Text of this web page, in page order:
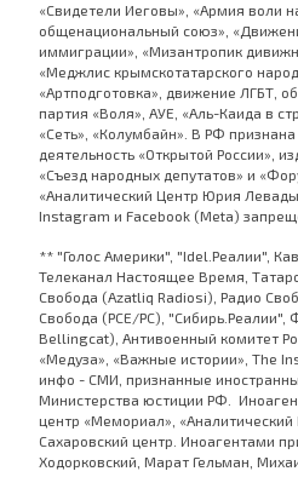
«Свидетели Иеговы», «Армия воли
общенациональный союз»,
иммиграции», «Мизантропик
«Меджлис крымскотатарского
«Артподготовка», движение ЛГБТ,
партия «Воля», АУЕ, «Аль-Каида в
«Сеть», «Колумбайн». В РФ
деятельность «Открытой России»,
«Съезд народных депутатов» и
«Аналитический Центр Юрия
Instagram и Facebook (Metа)
** "Голос Америки", "Idel.Реалии",
Телеканал Настоящее Время,
Свобода (Azatliq Radiosi), Радио
Свобода (PCE/PC),
Bellingcat), Антивоенный комитет
«Медуза», «Важные истории», The
инфо - СМИ, признанные
Министерства юстиции РФ.
центр «Мемориал»,
Сахаровский центр. Иноагентами
Ходорковский, Марат Гельман,